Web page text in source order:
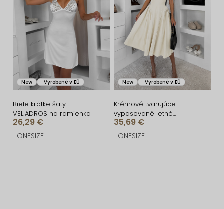
New Vyrobené v EÚ
Biele krátke šaty
VELIADROS na ramienka
26,29 €
ONESIZE
New Vyrobené v EÚ
Krémové tvarujúce
vypasované letné
áčkové midi šaty VORTA
35,69 €
ONESIZE